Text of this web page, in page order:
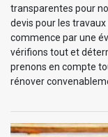
transparentes pour
devis pour les travaux
commence par une
vérifions tout et
prenons en compte
rénover